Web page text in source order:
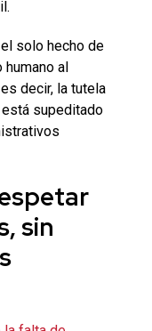
solo hecho de
al
decir, la tutela
supeditado
, sin